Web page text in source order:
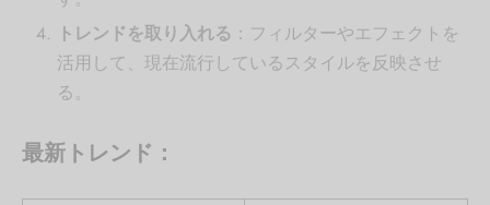
トレンドを取り入れる ：フィルターやエフェクトを
活用して、現在流行しているスタイルを反映させ
る。
最新トレンド：